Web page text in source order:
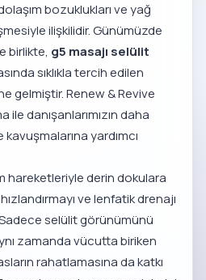
bozuklukları ve yağ
ilişkilidir. Günümüzde
birlikte, g5 masajı selülit
sıklıkla tercih edilen
gelmiştir. Renew & Revive
danışanlarımızın daha
yardımcı
hareketleriyle derin dokulara
ve lenfatik drenajı
selülit görünümünü
zamanda vücutta biriken
rahatlamasına da katkı